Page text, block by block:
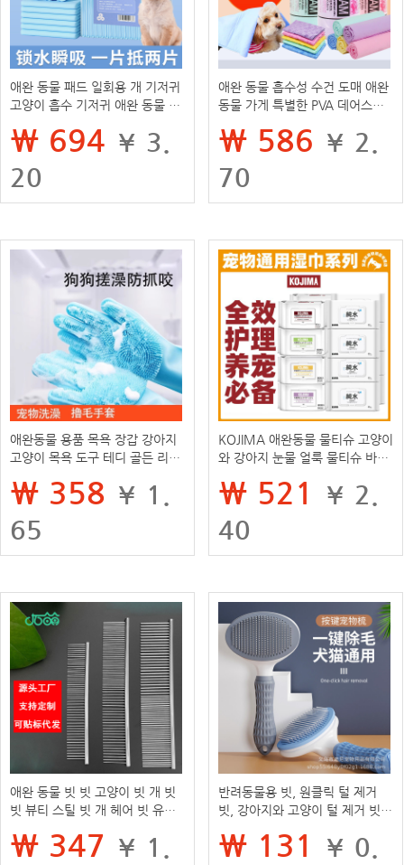
애완 동물 패드 일회용 개 기저귀
고양이 흡수 기저귀 애완 동물 용
₩ 694 ¥ 3.
20
애완 동물 흡수성 수건 도매 애완
동물 가게 특별한 PVA 데어스킨
이 목욕 타월
₩ 586 ¥ 2.
70
애완동물 용품 목욕 장갑 강아지
고양이 목욕 도구 테디 골든 리트
시 목욕 브러시
₩ 358 ¥ 1.
65
KOJIMA 애완동물 물티슈 고양이
와 강아지 눈물 얼룩 물티슈 바디
₩ 521
¥ 2.
40
애완 동물 빗 빗 고양이 빗 개 빗
빗 뷰티 스틸 빗 개 헤어 빗 유물
₩ 347 ¥ 1.
반려동물용 빗, 원클릭 털 제거
빗, 강아지와 고양이 털 제거 빗,
₩ 131
¥ 0.